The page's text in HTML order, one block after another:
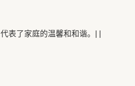
表了家庭的温馨和和谐。| |